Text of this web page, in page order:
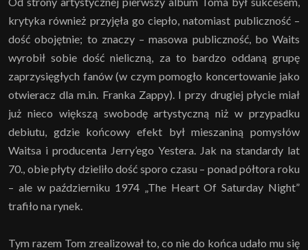
krytyka również przyjęła go ciepło, natomiast publiczność –
dość obojętnie; to znaczy – masowa publiczność, bo Waits
wyrobił sobie dość nieliczną, za to bardzo oddaną grupę
zaprzysięgłych fanów (w czym pomogło koncertowanie jako
otwieracz dla m.in. Franka Zappy). I przy drugiej płycie miał
już nieco większą swobodę artystyczną niż w przypadku
debiutu, gdzie końcowy efekt był mieszaniną pomysłów
Waitsa i producenta Jerry’ego Yestera. Jak na standardy lat
70., obie płyty dzieliło dość sporo czasu – ponad półtora roku
– ale w październiku 1974 „The Heart Of Saturday Night”
trafiło na rynek.
Tym razem Tom zrealizował to, co nie do końca udało mu się